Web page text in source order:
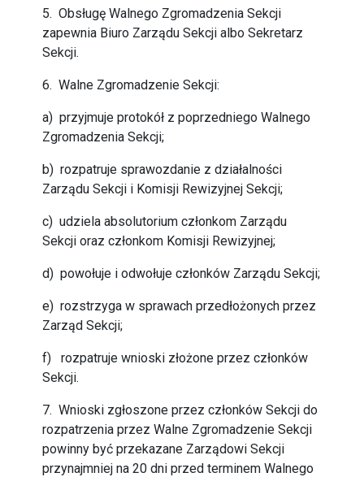
5. Obsługę Walnego Zgromadzenia Sekcji
zapewnia Biuro Zarządu Sekcji albo Sekretarz
Sekcji.
6. Walne Zgromadzenie Sekcji:
a) przyjmuje protokół z poprzedniego Walnego
Zgromadzenia Sekcji;
b) rozpatruje sprawozdanie z działalności
Zarządu Sekcji i Komisji Rewizyjnej Sekcji;
c) udziela absolutorium członkom Zarządu
Sekcji oraz członkom Komisji Rewizyjnej;
d) powołuje i odwołuje członków Zarządu Sekcji;
e) rozstrzyga w sprawach przedłożonych przez
Zarząd Sekcji;
f) rozpatruje wnioski złożone przez członków
Sekcji.
7. Wnioski zgłoszone przez członków Sekcji do
rozpatrzenia przez Walne Zgromadzenie Sekcji
powinny być przekazane Zarządowi Sekcji
przynajmniej na 20 dni przed terminem Walnego